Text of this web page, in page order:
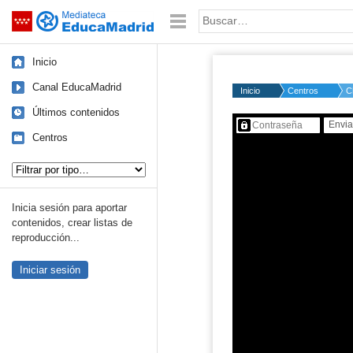
Saltar navegación Palabra o frase:
Inicio
Canal EducaMadrid
Últimos contenidos
Centros
Inicia sesión para aportar
contenidos, crear listas de
reproducción...
Iniciar sesión
Inicio Centros
Contenido protegido…